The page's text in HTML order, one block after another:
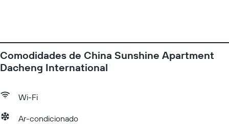
Comodidades de China Sunshine Apartment
Dacheng International
Wi-Fi
Ar-condicionado